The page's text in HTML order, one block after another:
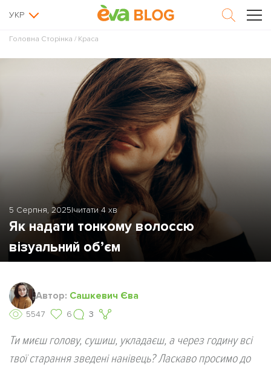
УКР
Головна Сторінка / Краса
5 Серпня, 2025|читати 4 хв
Як надати тонкому волоссю
візуальний об’єм
Автор: Сашкевич Єва
5547 6 3
Ти миєш голову, сушиш, укладаєш, а через годину всі
твої старання зведені нанівець? Ласкаво просимо до